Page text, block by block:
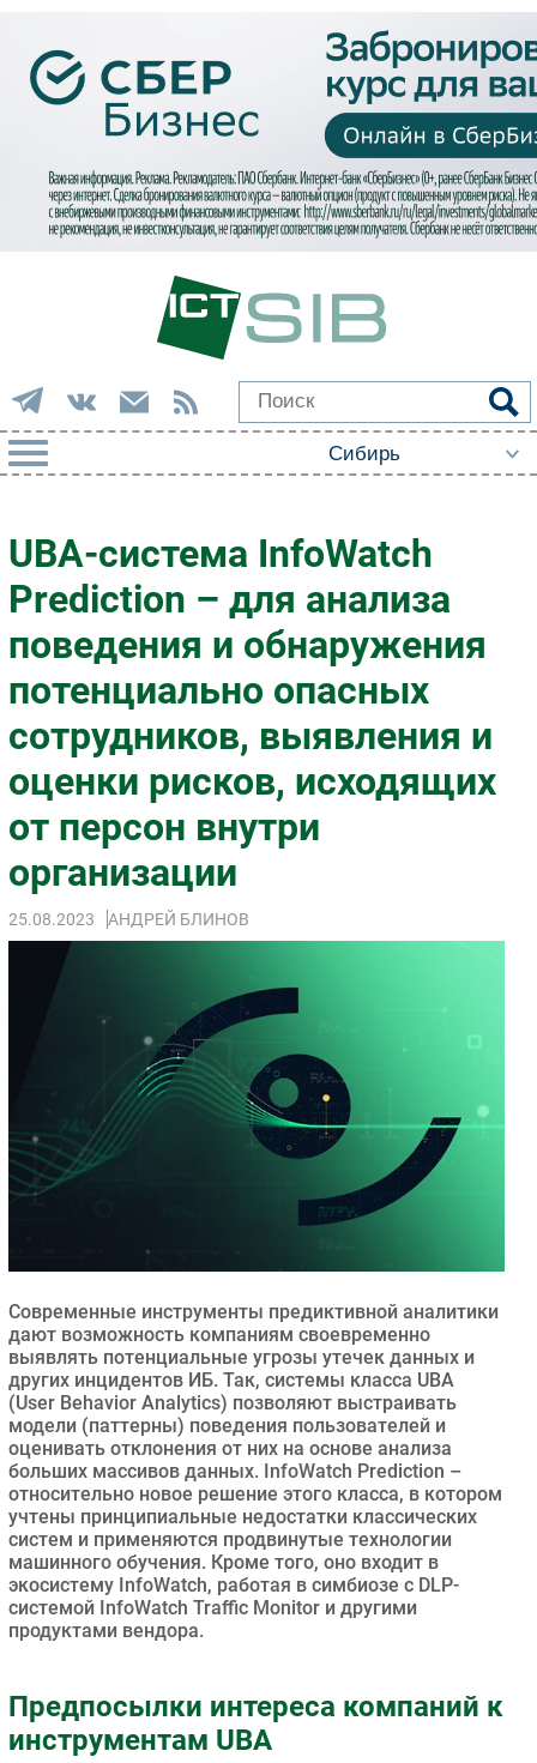
Импорто­замещение
Автоматизация Промышленности
Интернет
Мобильная связь
Фиксированная связь
Интеграция
Рынок ПК
Маркетинг
Торговые сети
Оборудование
Outsourcing
Кадры
Безопасность
Инновации
CIO/Управление ИТ
РАЗДЕЛЫ
Новости
Аналитика
Интервью
Мероприятия
Проекты
IT класс
Тестовый стенд
Каталог компаний
UBA-система InfoWatch
Prediction – для анализа
поведения и обнаружения
потенциально опасных
сотрудников, выявления и
оценки рисков, исходящих
от персон внутри
организации
25.08.2023 АНДРЕЙ БЛИНОВ
Современные инструменты предиктивной аналитики
дают возможность компаниям своевременно
выявлять потенциальные угрозы утечек данных и
других инцидентов ИБ. Так, системы класса UBA
(User Behavior Analytics) позволяют выстраивать
модели (паттерны) поведения пользователей и
оценивать отклонения от них на основе анализа
больших массивов данных. InfoWatch Prediction –
относительно новое решение этого класса, в котором
учтены принципиальные недостатки классических
систем и применяются продвинутые технологии
машинного обучения. Кроме того, оно входит в
экосистему InfoWatch, работая в симбиозе с DLP-
системой InfoWatch Traffic Monitor и другими
продуктами вендора.
Предпосылки интереса компаний к
инструментам UBA